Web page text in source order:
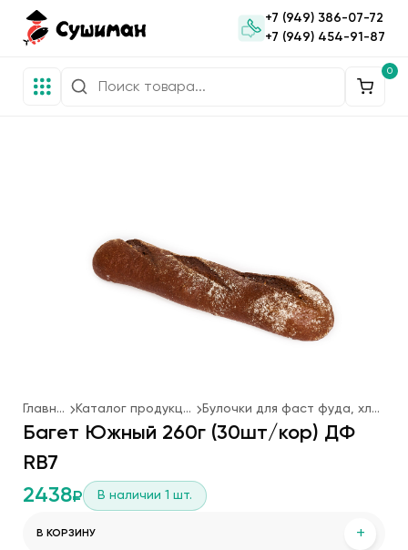
+7 (949) 386-07-72
+7 (949) 454-91-87
0
Главная Каталог продукции Булочки для фаст фуда, хлеб
Багет Южный 260г (30шт/кор) ДФ
RB7
2438₽ В наличии 1 шт.
В КОРЗИНУ +